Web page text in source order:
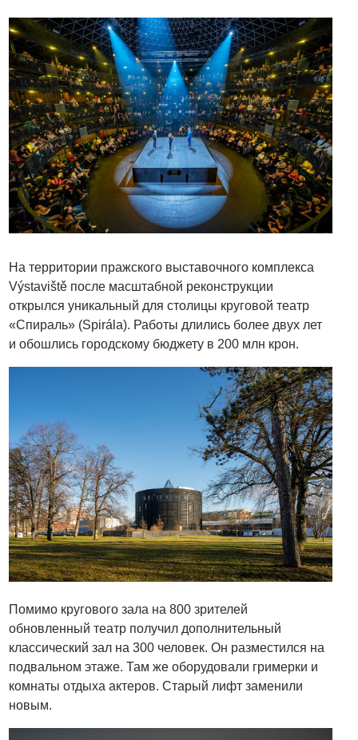
На территории пражского выставочного комплекса
Výstaviště после масштабной реконструкции
открылся уникальный для столицы круговой театр
«Спираль» (Spirála). Работы длились более двух лет
и обошлись городскому бюджету в 200 млн крон.
Помимо кругового зала на 800 зрителей
обновленный театр получил дополнительный
классический зал на 300 человек. Он разместился на
подвальном этаже. Там же оборудовали гримерки и
комнаты отдыха актеров. Старый лифт заменили
новым.